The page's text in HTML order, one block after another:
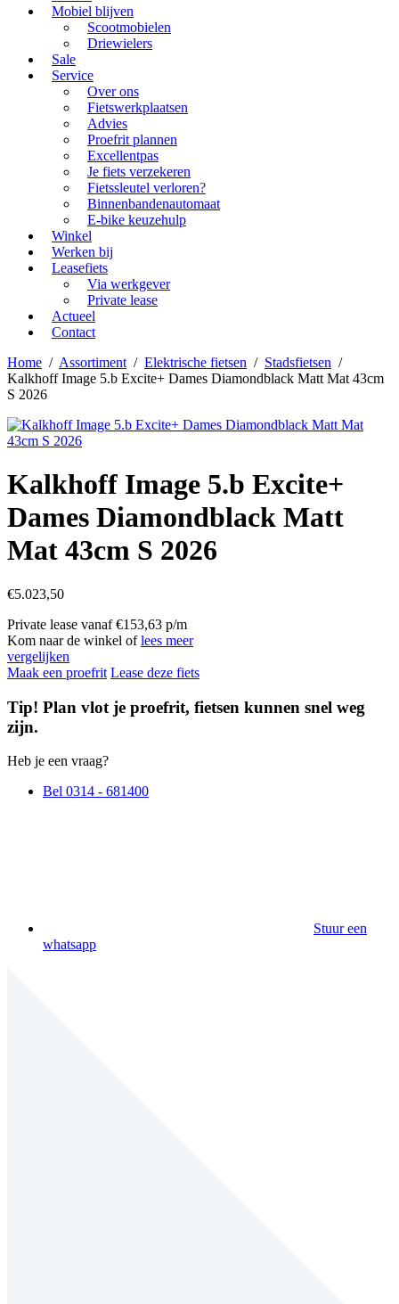
Mobiel blijven
Scootmobielen
Driewielers
Sale
Service
Over ons
Fietswerkplaatsen
Advies
Proefrit plannen
Excellentpas
Je fiets verzekeren
Fietssleutel verloren?
Binnenbandenautomaat
E-bike keuzehulp
Winkel
Werken bij
Leasefiets
Via werkgever
Private lease
Actueel
Contact
Home / Assortiment / Elektrische fietsen / Stadsfietsen /
Kalkhoff Image 5.b Excite+ Dames Diamondblack Matt Mat 43cm
S 2026
Kalkhoff Image 5.b Excite+
Dames Diamondblack Matt
Mat 43cm S 2026
€5.023,50
Private lease vanaf €153,63 p/m
Kom naar de winkel oflees meer
vergelijken
Maak een proefrit Lease deze fiets
Tip! Plan vlot je proefrit, fietsen kunnen snel weg
zijn.
Heb je een vraag?
Bel 0314 - 681400
Stuur een
whatsapp